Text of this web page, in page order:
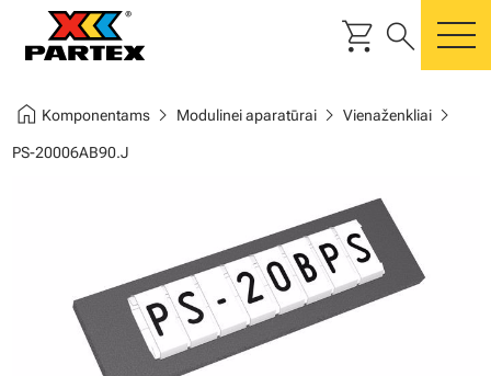
shopping_cart search
home Komponentamschevron_right Modulinei aparatūraichevron_right Vienaženkliaichevron_right
PS-20006AB90.J